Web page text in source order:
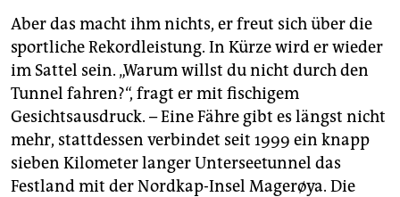
Aber das macht ihm nichts, er freut sich über die
sportliche Rekordleistung. In Kürze wird er wieder
im Sattel sein. „Warum willst du nicht durch den
Tunnel fahren?“, fragt er mit fischigem
Gesichtsausdruck. – Eine Fähre gibt es längst nicht
mehr, stattdessen verbindet seit 1999 ein knapp
sieben Kilometer langer Unterseetunnel das
Festland mit der Nordkap-Insel Magerøya. Die